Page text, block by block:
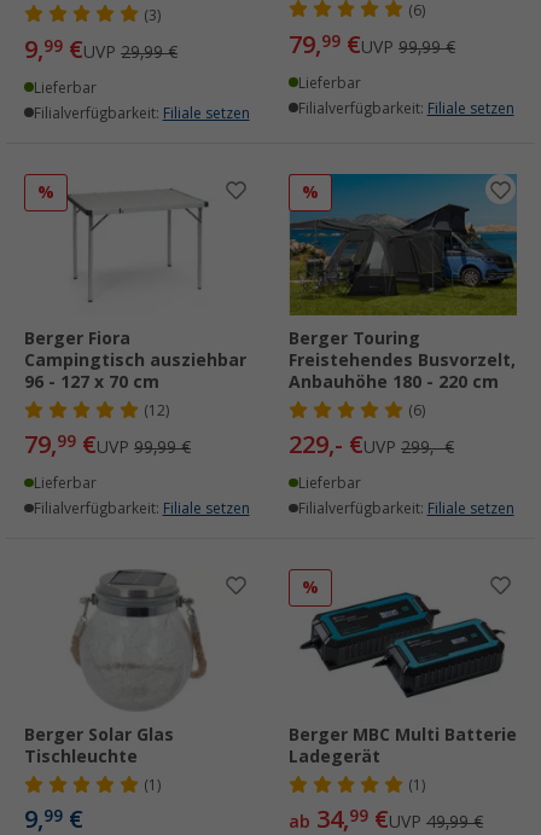
(3)
9,99 €UVP 29,99 €
Lieferbar
Filialverfügbarkeit: Filiale setzen
(6)
79,99 €UVP 99,99 €
Lieferbar
Filialverfügbarkeit: Filiale setzen
%
Berger Fiora
Campingtisch ausziehbar
96 - 127 x 70 cm
(12)
79,99 €UVP 99,99 €
Lieferbar
Filialverfügbarkeit: Filiale setzen
%
Berger Touring
Freistehendes Busvorzelt,
Anbauhöhe 180 - 220 cm
(6)
229,- €UVP 299,- €
Lieferbar
Filialverfügbarkeit: Filiale setzen
Berger Solar Glas
Tischleuchte
(1)
9,99 €
%
Berger MBC Multi Batterie
Ladegerät
(1)
ab 34,99 €UVP 49,99 €